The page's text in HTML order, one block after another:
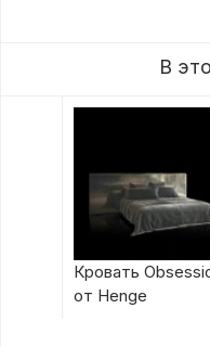
В
Кровать
от Henge